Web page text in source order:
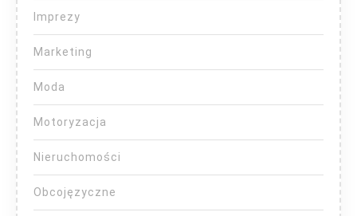
Imprezy
Marketing
Moda
Motoryzacja
Nieruchomości
Obcojęzyczne